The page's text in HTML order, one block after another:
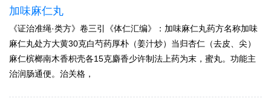
加味麻仁丸
《证治准绳·类方》卷三引《体仁汇编》：加味麻仁丸药方名称加味
麻仁丸处方大黄30克白芍药厚朴（姜汁炒）当归杏仁（去皮、尖）
麻仁槟榔南木香枳壳各15克麝香少许制法上药为末，蜜丸。功能主
治润肠通便。治关格，